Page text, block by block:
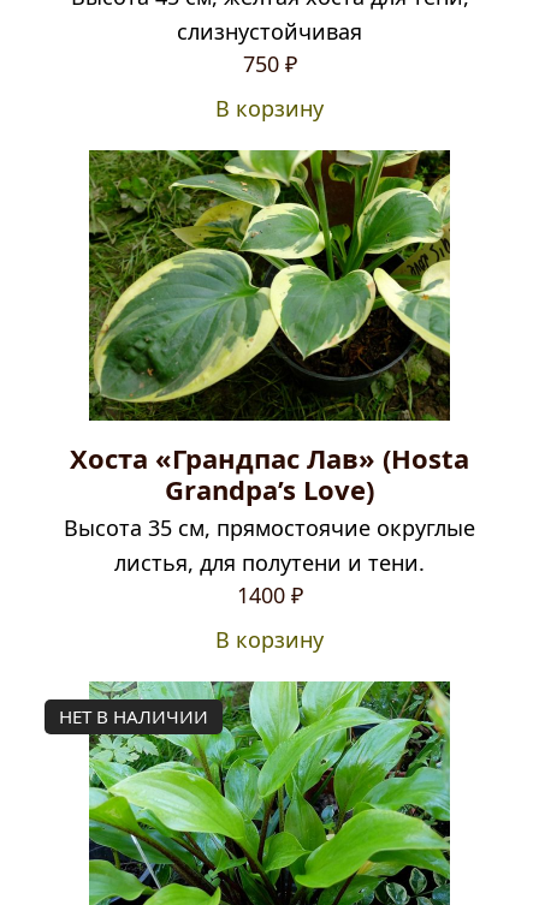
слизнустойчивая
750 ₽
В корзину
Хоста «Грандпас Лав» (Hosta
Grandpa’s Love)
Высота 35 см, прямостоячие округлые
листья, для полутени и тени.
1400 ₽
В корзину
НЕТ В НАЛИЧИИ